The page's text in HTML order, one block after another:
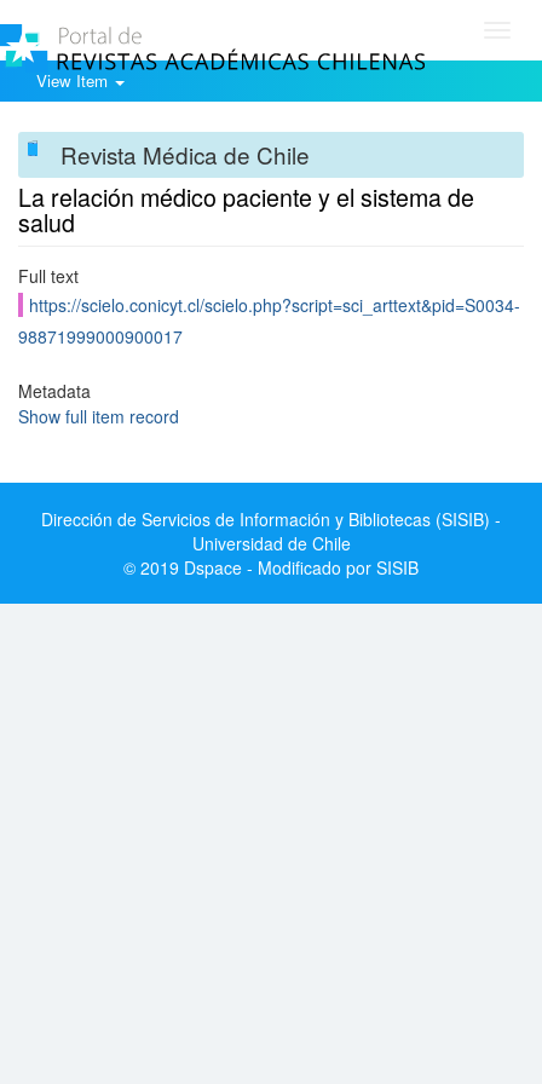
View Item
Revista Médica de Chile
La relación médico paciente y el sistema de
salud
Full text
https://scielo.conicyt.cl/scielo.php?script=sci_arttext&pid=S0034-
98871999000900017
Metadata
Show full item record
Dirección de Servicios de Información y Bibliotecas (SISIB) -
Universidad de Chile
© 2019 Dspace - Modificado por SISIB